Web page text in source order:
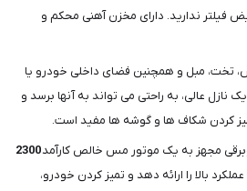
فیلتر ندارید. دارای مخزن آهنی محکم و
تخت، مبل و همچنین فضای داخلی خودرو یا
نازل عالی، به راحتی می تواند به آنها برسد و
تمیز کردن شکاف ها و گوشه ها مفید است.
مجهز به یک موتور مس خالص کارآمد2300
بالا را ارائه دهد و تمیز کردن خودرو،